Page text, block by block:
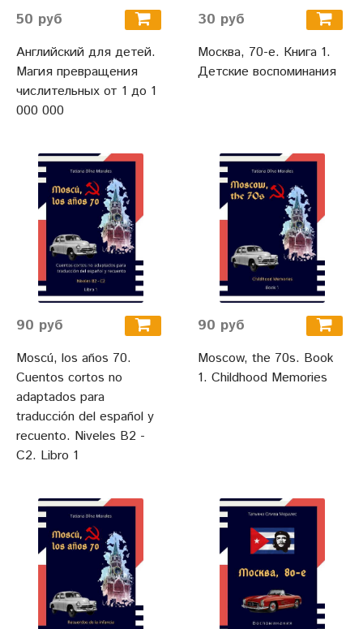
50 руб
Английский для детей.
Магия превращения
числительных от 1 до 1
000 000
30 руб
Москва, 70-е. Книга 1.
Детские воспоминания
90 руб
Moscú, los años 70.
Cuentos cortos no
adaptados para
traducción del español y
recuento. Niveles B2 -
C2. Libro 1
90 руб
Moscow, the 70s. Book
1. Childhood Memories